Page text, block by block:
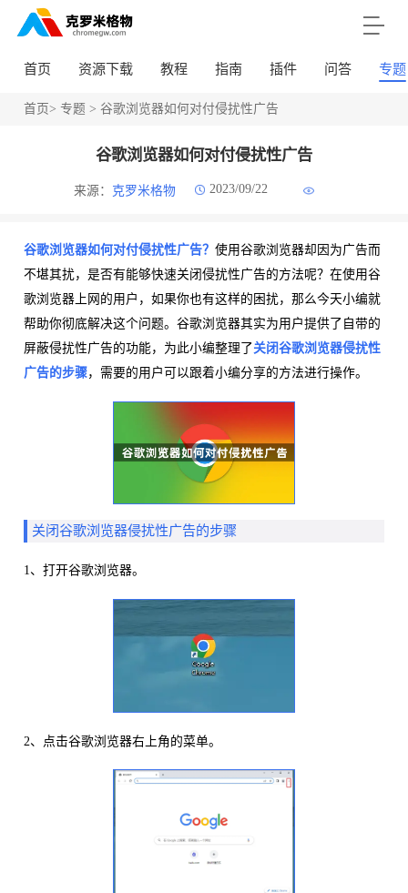
首页 资源下载 教程 指南 插件 问答 专题
首页> 专题> 谷歌浏览器如何对付侵扰性广告
谷歌浏览器如何对付侵扰性广告
来源： 克罗米格物 2023/09/22
谷歌浏览器如何对付侵扰性广告？ 使用谷歌浏览器却因为广告而
不堪其扰，是否有能够快速关闭侵扰性广告的方法呢？在使用谷
歌浏览器上网的用户，如果你也有这样的困扰，那么今天小编就
帮助你彻底解决这个问题。谷歌浏览器其实为用户提供了自带的
屏蔽侵扰性广告的功能，为此小编整理了 关闭谷歌浏览器侵扰性
广告的步骤，需要的用户可以跟着小编分享的方法进行操作。
关闭谷歌浏览器侵扰性广告的步骤
1、打开谷歌浏览器。
2、点击谷歌浏览器右上角的菜单。